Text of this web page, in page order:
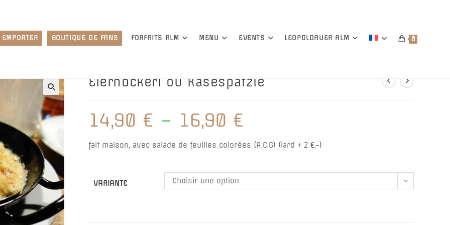
BOUTIQUE DE FANS FORFAITS ALM MENU EVENTS LEOPOLDAUER ALM 0
🔍
Eiernockerl ou Käsespätzle
14,90 € – 16,90 €
fait maison, avec salade de feuilles colorées (A,C,G) (lard + 2 €,-)
VARIANTE Choisir une option